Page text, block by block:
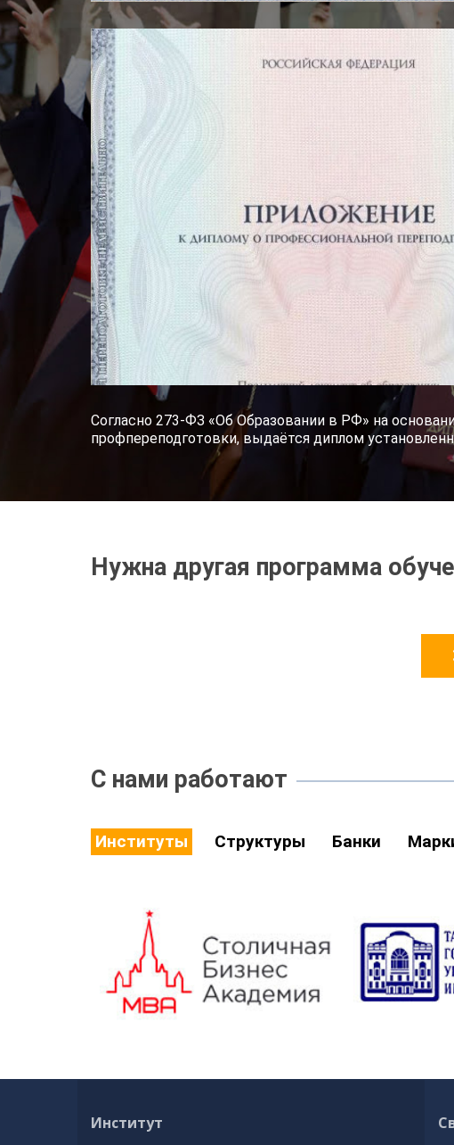
Согласно 273-ФЗ «Об Образовании в РФ» на
профпереподготовки, выдаётся диплом
Нужна другая программа
С нами работают
Институты Структуры Банки
Институт